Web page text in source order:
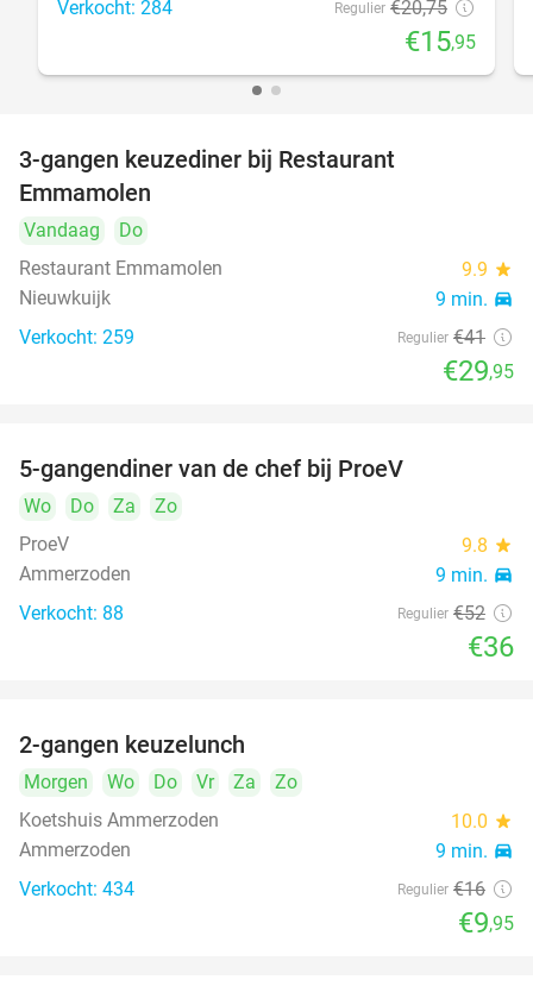
Verkocht: 284 Regulier €20,75
€15,95
3-gangen keuzediner bij Restaurant
Emmamolen
Vandaag
Do
Restaurant Emmamolen
9.9 star
Nieuwkuijk 9 min. directions_car
Verkocht: 259 Regulier €41
€29,95
5-gangendiner van de chef bij ProeV
Wo Do Za
Zo
ProeV
9.8 star
Ammerzoden 9 min. directions_car
Verkocht: 88 Regulier €52
€36
2-gangen keuzelunch
Morgen Wo Do Vr Za
Zo
Koetshuis Ammerzoden
10.0 star
Ammerzoden 9 min. directions_car
Verkocht: 434 Regulier €16
€9,95